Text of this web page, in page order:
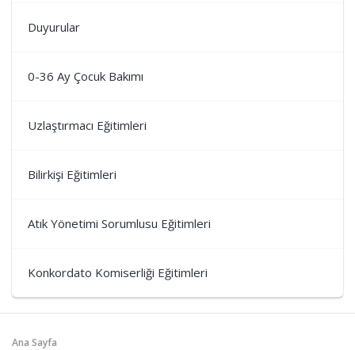
Duyurular
0-36 Ay Çocuk Bakımı
Uzlaştırmacı Eğitimleri
Bilirkişi Eğitimleri
Atık Yönetimi Sorumlusu Eğitimleri
Konkordato Komiserliği Eğitimleri
Ana Sayfa